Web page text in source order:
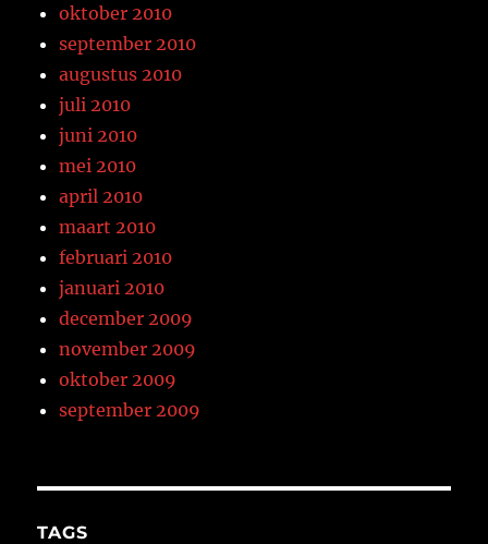
oktober 2010
september 2010
augustus 2010
juli 2010
juni 2010
mei 2010
april 2010
maart 2010
februari 2010
januari 2010
december 2009
november 2009
oktober 2009
september 2009
TAGS